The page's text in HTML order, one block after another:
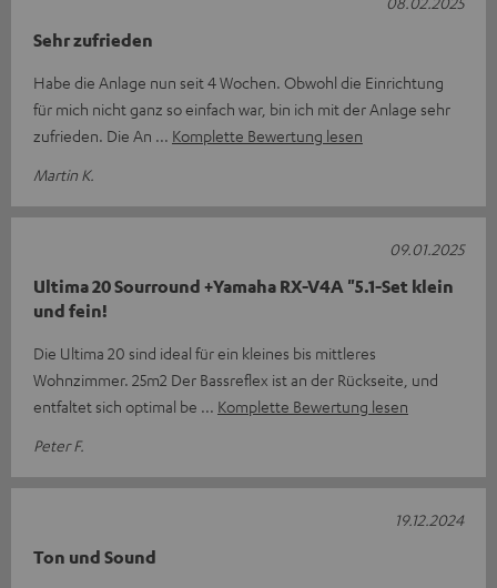
Sehr zufrieden
Habe die Anlage nun seit 4 Wochen. Obwohl die Einrichtung
für mich nicht ganz so einfach war, bin ich mit der Anlage sehr
zufrieden. Die An
Komplette Bewertung lesen
Martin K.
Ultima 20 Sourround +Yamaha RX-V4A "5.1-Set klein
und fein!
Die Ultima 20 sind ideal für ein kleines bis mittleres
Wohnzimmer. 25m2 Der Bassreflex ist an der Rückseite, und
entfaltet sich optimal be
Komplette Bewertung lesen
Peter F.
09.01.2025
Ton und Sound
19.12.2024